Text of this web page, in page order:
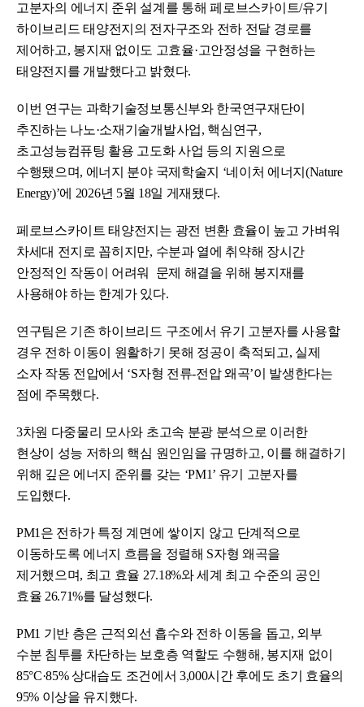
고분자의 에너지 준위 설계를 통해 페로브스카이트/유기
하이브리드 태양전지의 전자구조와 전하 전달 경로를
제어하고, 봉지재 없이도 고효율·고안정성을 구현하는
태양전지를 개발했다고 밝혔다.
이번 연구는 과학기술정보통신부와 한국연구재단이
추진하는 나노·소재기술개발사업, 핵심연구,
초고성능컴퓨팅 활용 고도화 사업 등의 지원으로
수행됐으며, 에너지 분야 국제학술지 ‘네이처 에너지(Nature
Energy)’에 2026년 5월 18일 게재됐다.
페로브스카이트 태양전지는 광전 변환 효율이 높고 가벼워
차세대 전지로 꼽히지만, 수분과 열에 취약해 장시간
안정적인 작동이 어려워 문제 해결을 위해 봉지재를
사용해야 하는 한계가 있다.
연구팀은 기존 하이브리드 구조에서 유기 고분자를 사용할
경우 전하 이동이 원활하기 못해 정공이 축적되고, 실제
소자 작동 전압에서 ‘S자형 전류-전압 왜곡’이 발생한다는
점에 주목했다.
3차원 다중물리 모사와 초고속 분광 분석으로 이러한
현상이 성능 저하의 핵심 원인임을 규명하고, 이를 해결하기
위해 깊은 에너지 준위를 갖는 ‘PM1’ 유기 고분자를
도입했다.
PM1은 전하가 특정 계면에 쌓이지 않고 단계적으로
이동하도록 에너지 흐름을 정렬해 S자형 왜곡을
제거했으며, 최고 효율 27.18%와 세계 최고 수준의 공인
효율 26.71%를 달성했다.
PM1 기반 층은 근적외선 흡수와 전하 이동을 돕고, 외부
수분 침투를 차단하는 보호층 역할도 수행해, 봉지재 없이
85°C·85% 상대습도 조건에서 3,000시간 후에도 초기 효율의
95% 이상을 유지했다.